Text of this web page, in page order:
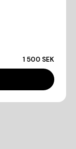
1 500 SEK